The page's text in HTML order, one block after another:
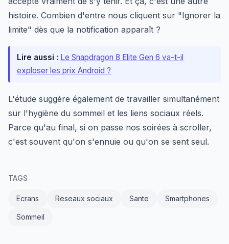
histoire. Combien d'entre nous cliquent sur "Ignorer la
limite" dès que la notification apparaît ?
Lire aussi : Le Snapdragon 8 Elite Gen 6 va-t-il
exploser les prix Android ?
L'étude suggère également de travailler simultanément
sur l'hygiène du sommeil et les liens sociaux réels.
Parce qu'au final, si on passe nos soirées à scroller,
c'est souvent qu'on s'ennuie ou qu'on se sent seul.
TAGS
Ecrans Reseaux sociaux Sante Smartphones
Sommeil